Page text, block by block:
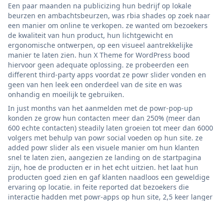
Een paar maanden na publicizing hun bedrijf op lokale
beurzen en ambachtsbeurzen, was rbia shades op zoek naar
een manier om online te verkopen. ze wanted om bezoekers
de kwaliteit van hun product, hun lichtgewicht en
ergonomische ontwerpen, op een visueel aantrekkelijke
manier te laten zien. hun X Theme for WordPress bood
hiervoor geen adequate oplossing. ze probeerden een
different third-party apps voordat ze powr slider vonden en
geen van hen leek een onderdeel van de site en was
onhandig en moeilijk te gebruiken.
In just months van het aanmelden met de powr-pop-up
konden ze grow hun contacten meer dan 250% (meer dan
600 echte contacten) steadily laten groeien tot meer dan 6000
volgers met behulp van powr social voeden op hun site. ze
added powr slider als een visuele manier om hun klanten
snel te laten zien, aangezien ze landing on de startpagina
zijn, hoe de producten er in het echt uitzien. het laat hun
producten goed zien en gaf klanten naadloos een geweldige
ervaring op locatie. in feite reported dat bezoekers die
interactie hadden met powr-apps op hun site, 2,5 keer langer